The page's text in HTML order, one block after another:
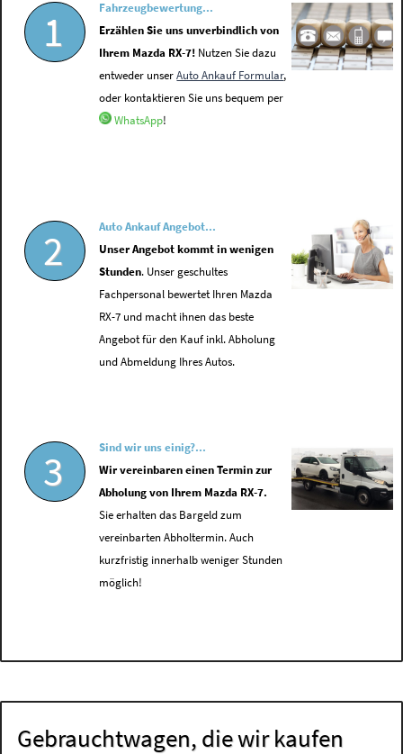
1
Fahrzeugbewertung...
Erzählen Sie uns unverbindlich von
Ihrem Mazda RX-7! Nutzen Sie dazu
entweder unserAuto Ankauf Formular,
oder kontaktieren Sie uns bequem per
WhatsApp!
2
Auto Ankauf Angebot...
Unser Angebot kommt in wenigen
Stunden. Unser geschultes
Fachpersonal bewertet Ihren Mazda
RX-7 und macht ihnen das beste
Angebot für den Kauf inkl. Abholung
und Abmeldung Ihres Autos.
3
Sind wir uns einig?...
Wir vereinbaren einen Termin zur
Abholung von Ihrem Mazda RX-7.
Sie erhalten das Bargeld zum
vereinbarten Abholtermin. Auch
kurzfristig innerhalb weniger Stunden
möglich!
Gebrauchtwagen, die wir kaufen